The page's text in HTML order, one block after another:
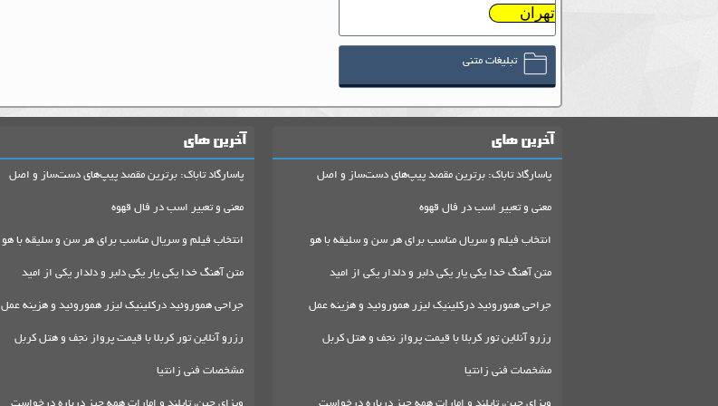
تهران
تبلیغات متنی
آخرین های
پاسارگاد تاباک: برترین مقصد پیپ‌های دست‌ساز و اصل
معنی و تعبیر اسب در فال قهوه
انتخاب فیلم و سریال مناسب برای هر سن و سلیقه با هو
متن آهنگ خدا یکی یار یکی دلبر و دلدار یکی از امید
جراحی هموروئید درکلینیک لیزر هموروئید و هزینه عمل
رزرو آنلاین تور کربلا با قیمت پرواز نجف و هتل کربل
مشخصات فنی زانتیا
آخرین های
پاسارگاد تاباک: برترین مقصد پیپ‌های دست‌ساز و اصل
معنی و تعبیر اسب در فال قهوه
انتخاب فیلم و سریال مناسب برای هر سن و سلیقه با هو
متن آهنگ خدا یکی یار یکی دلبر و دلدار یکی از امید
جراحی هموروئید درکلینیک لیزر هموروئید و هزینه عمل
رزرو آنلاین تور کربلا با قیمت پرواز نجف و هتل کربل
مشخصات فنی زانتیا